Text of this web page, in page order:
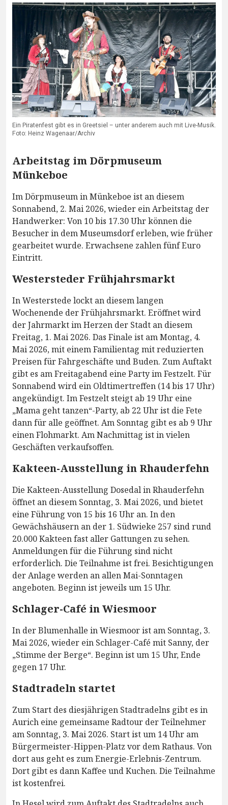
Ein Piratenfest gibt es in Greetsiel – unter anderem auch mit Live-Musik.
Foto: Heinz Wagenaar/Archiv
Arbeitstag im Dörpmuseum
Münkeboe
Im Dörpmuseum in Münkeboe ist an diesem
Sonnabend, 2. Mai 2026, wieder ein Arbeitstag der
Handwerker: Von 10 bis 17.30 Uhr können die
Besucher in dem Museumsdorf erleben, wie früher
gearbeitet wurde. Erwachsene zahlen fünf Euro
Eintritt.
Westersteder Frühjahrsmarkt
In Westerstede lockt an diesem langen
Wochenende der Frühjahrsmarkt. Eröffnet wird
der Jahrmarkt im Herzen der Stadt an diesem
Freitag, 1. Mai 2026. Das Finale ist am Montag, 4.
Mai 2026, mit einem Familientag mit reduzierten
Preisen für Fahrgeschäfte und Buden. Zum Auftakt
gibt es am Freitagabend eine Party im Festzelt. Für
Sonnabend wird ein Oldtimertreffen (14 bis 17 Uhr)
angekündigt. Im Festzelt steigt ab 19 Uhr eine
„Mama geht tanzen“-Party, ab 22 Uhr ist die Fete
dann für alle geöffnet. Am Sonntag gibt es ab 9 Uhr
einen Flohmarkt. Am Nachmittag ist in vielen
Geschäften verkaufsoffen.
Kakteen-Ausstellung in Rhauderfehn
Die Kakteen-Ausstellung Dosedal in Rhauderfehn
öffnet an diesem Sonntag, 3. Mai 2026, und bietet
eine Führung von 15 bis 16 Uhr an. In den
Gewächshäusern an der 1. Südwieke 257 sind rund
20.000 Kakteen fast aller Gattungen zu sehen.
Anmeldungen für die Führung sind nicht
erforderlich. Die Teilnahme ist frei. Besichtigungen
der Anlage werden an allen Mai-Sonntagen
angeboten. Beginn ist jeweils um 15 Uhr.
Schlager-Café in Wiesmoor
In der Blumenhalle in Wiesmoor ist am Sonntag, 3.
Mai 2026, wieder ein Schlager-Café mit Sanny, der
„Stimme der Berge“. Beginn ist um 15 Uhr, Ende
gegen 17 Uhr.
Stadtradeln startet
Zum Start des diesjährigen Stadtradelns gibt es in
Aurich eine gemeinsame Radtour der Teilnehmer
am Sonntag, 3. Mai 2026. Start ist um 14 Uhr am
Bürgermeister-Hippen-Platz vor dem Rathaus. Von
dort aus geht es zum Energie-Erlebnis-Zentrum.
Dort gibt es dann Kaffee und Kuchen. Die Teilnahme
ist kostenfrei.